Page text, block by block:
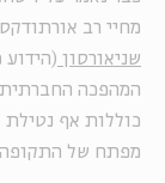
מחיי רב
שניאורסון
כוללות אף נטילת
מפתח של